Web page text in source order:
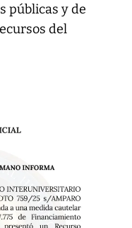
públicas y de
del